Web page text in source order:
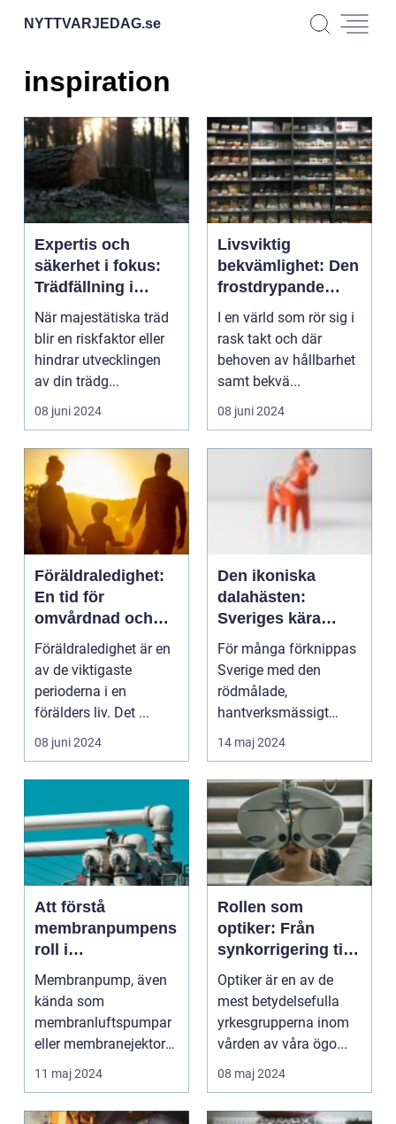
NYTTVARJEDAG.se
inspiration
Expertis och
säkerhet i fokus:
Trädfällning i
Uppsala
När majestätiska träd
blir en riskfaktor eller
hindrar utvecklingen
av din trädg...
08 juni 2024
Livsviktig
bekvämlighet: Den
frostdrypande
magin med
frystorkad mat
I en värld som rör sig i
rask takt och där
behoven av hållbarhet
samt bekvä...
08 juni 2024
Föräldraledighet:
En tid för
omvårdnad och
familjeutveckling
Föräldraledighet är en
av de viktigaste
perioderna i en
förälders liv. Det ...
08 juni 2024
Den ikoniska
dalahästen:
Sveriges kära
symbol
För många förknippas
Sverige med den
rödmålade,
hantverksmässigt
uts...
14 maj 2024
Att förstå
membranpumpens
roll i
tillverkningsindust
rin
Membranpump, även
kända som
membranluftspumpar
eller membranejektorer,
utgör en vital...
11 maj 2024
Rollen som
optiker: Från
synkorrigering till
ögonhälsa
Optiker är en av de
mest betydelsefulla
yrkesgrupperna inom
vården av våra ögo...
08 maj 2024